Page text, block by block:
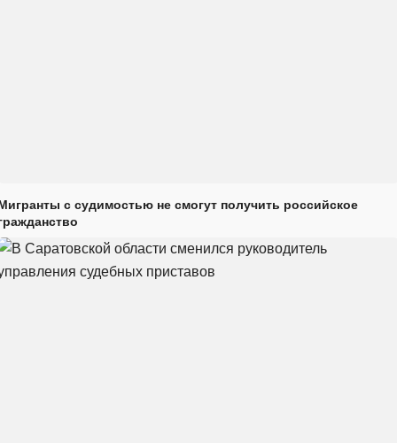
с судимостью не смогут получить российское